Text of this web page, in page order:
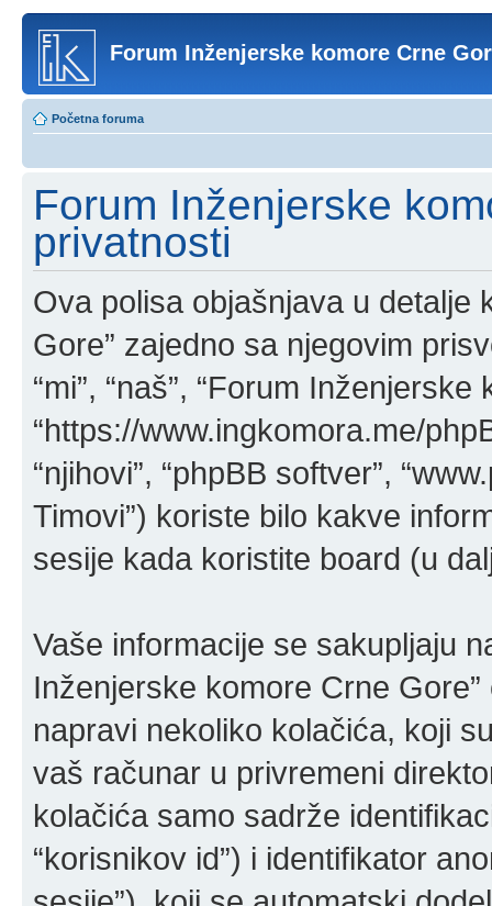
Forum Inženjerske komore Crne
Početna foruma
Forum Inženjerske
privatnosti
Ova polisa objašnjava u detalje
Gore” zajedno sa njegovim
“mi”, “naš”, “Forum
“https://www.ingkomora.me/
“njihovi”, “phpBB softver”,
Timovi”) koriste bilo kakve
sesije kada koristite board (u
Vaše informacije se sakupljaju
Inženjerske komore Crne
napravi nekoliko kolačića, koji
vaš računar u privremeni
kolačića samo sadrže
“korisnikov id”) i identifikator